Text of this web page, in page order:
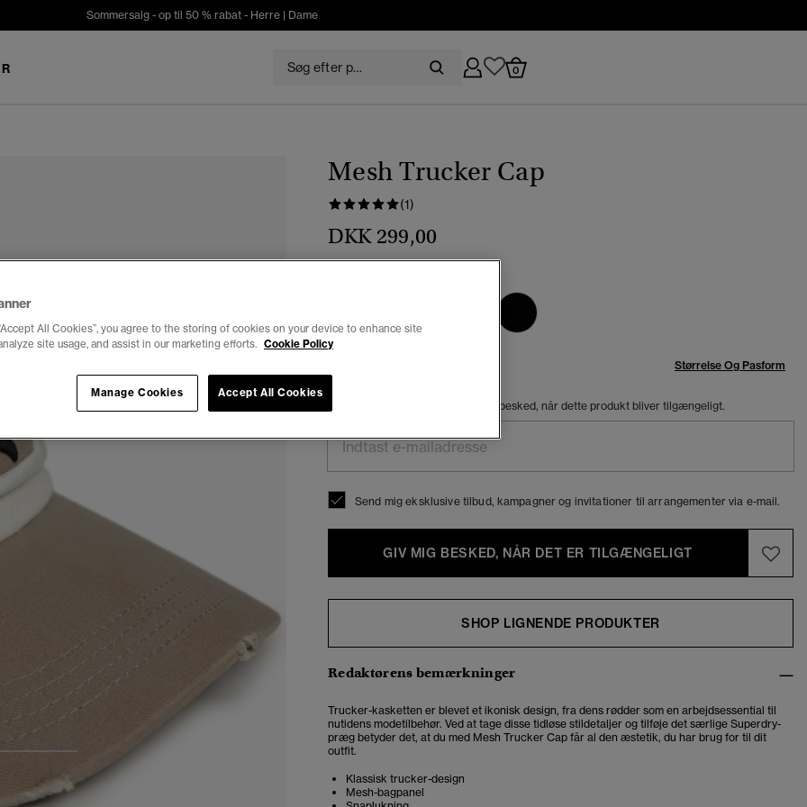
Sommersalg - op til 50 % rabat - Herre| Dame
0
Mesh Trucker Cap
(1)
DKK 299,00
Størrelse Og Pasform
Indtast din e-mailadresse for at få besked, når dette produkt bliver tilgængeligt.
Send mig eksklusive tilbud, kampagner og invitationer til arrangementer via e-mail.
GIV MIG BESKED, NÅR DET ER TILGÆNGELIGT
SHOP LIGNENDE PRODUKTER
Redaktørens bemærkninger
Trucker-kasketten er blevet et ikonisk design, fra dens rødder som en arbejdsessential til
nutidens modetilbehør. Ved at tage disse tidløse stildetaljer og tilføje det særlige Superdry-
præg betyder det, at du med Mesh Trucker Cap får al den æstetik, du har brug for til dit
outfit.
Klassisk trucker-design
Mesh-bagpanel
All Cookies”, you agree to the storing of cookies on your device to enhance site
site usage, and assist in our marketing efforts. Cookie Policy
Accept All Cookies
Manage Cookies